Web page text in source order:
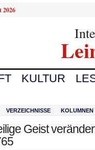
2026
KULTUR
VERZEICHNISSE KOLUMNEN
Geist